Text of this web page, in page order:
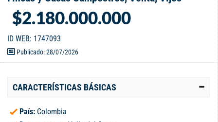
$2.180.000.000
ID WEB: 1747093
Publicado: 28/07/2026
CARACTERÍSTICAS BÁSICAS
País: Colombia